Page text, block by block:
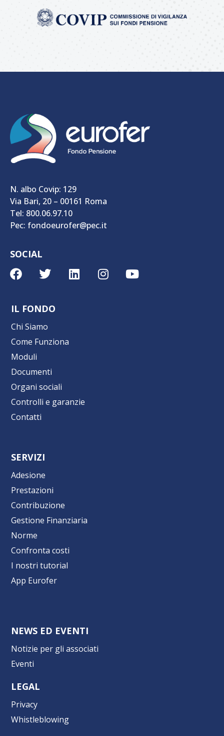
N. albo Covip: 129
Via Bari, 20 – 00161 Roma
Tel: 800.06.97.10
Pec: fondoeurofer@pec.it
SOCIAL
IL FONDO
Chi Siamo
Come Funziona
Moduli
Documenti
Organi sociali
Controlli e garanzie
Contatti
SERVIZI
Adesione
Prestazioni
Contribuzione
Gestione Finanziaria
Norme
Confronta costi
I nostri tutorial
App Eurofer
NEWS ED EVENTI
Notizie per gli associati
Eventi
LEGAL
Privacy
Whistleblowing